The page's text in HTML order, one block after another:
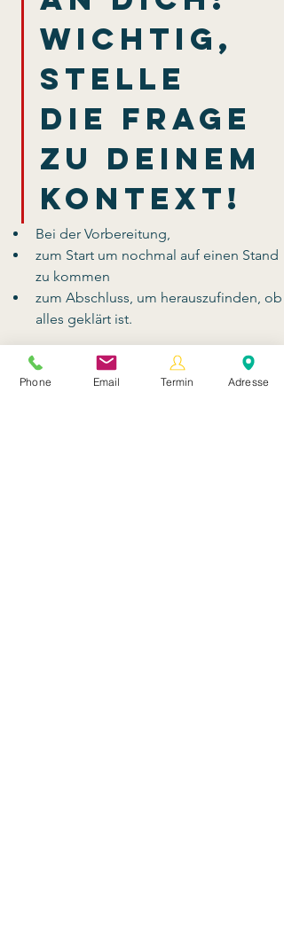
Wichtig,
stelle
die Frage
zu Deinem
Kontext!
Bei der Vorbereitung,
zum Start um nochmal auf einen Stand
zu kommen
zum Abschluss, um herauszufinden, ob
alles geklärt ist.
Dein Nutzen
eine kontinuierliche Verbesserung der
Phone Email Termin Adresse